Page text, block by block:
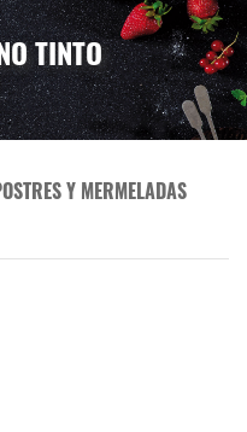
TINTO
Y MERMELADAS